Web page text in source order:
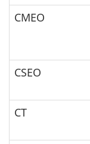
CMEO
CSEO
CT